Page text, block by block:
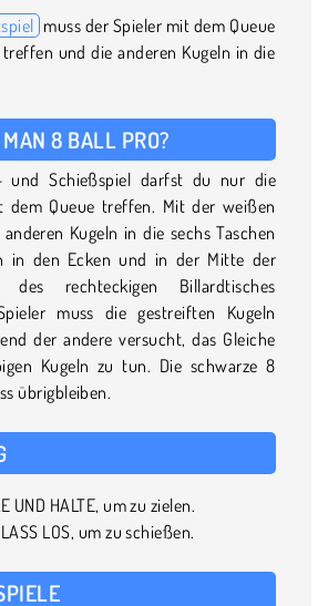
muss der Spieler mit dem Queue
und die anderen Kugeln in die
8 BALL PRO?
und Schießspiel darfst du nur die
dem Queue treffen. Mit der weißen
Kugeln in die sechs Taschen
in den Ecken und in der Mitte der
des rechteckigen Billardtisches
muss die gestreiften Kugeln
der andere versucht, das Gleiche
Kugeln zu tun. Die schwarze 8
übrigbleiben.
UND HALTE, um zu zielen.
LOS, um zu schießen.